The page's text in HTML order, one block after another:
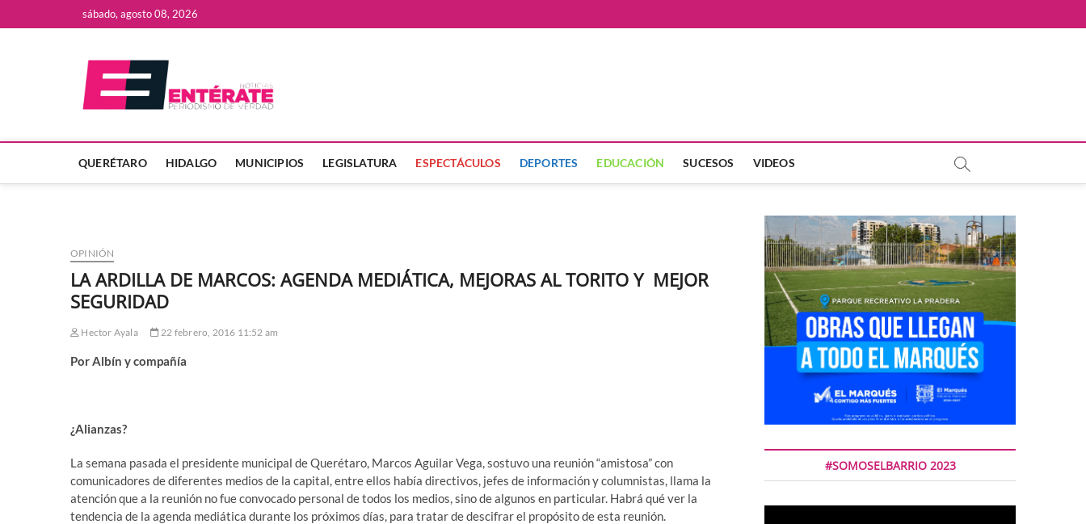
al
sábado, agosto 08, 2026
QUERÉTARO HIDALGO MUNICIPIOS LEGISLATURA ESPECTÁCULOS DEPORTES EDUCACIÓN SUCESOS VIDEOS
OPINIÓN
LA ARDILLA DE MARCOS: AGENDA MEDIÁTICA, MEJORAS AL TORITO Y MEJOR
SEGURIDAD
Hector Ayala 22 febrero, 2016 11:52 am
Por Albín y compañía
¿Alianzas?
La semana pasada el presidente municipal de Querétaro, Marcos Aguilar Vega, sostuvo una reunión “amistosa” con
comunicadores de diferentes medios de la capital, entre ellos había directivos, jefes de información y columnistas, llama la
atención que a la reunión no fue convocado personal de todos los medios, sino de algunos en particular. Habrá qué ver la
tendencia de la agenda mediática durante los próximos días, para tratar de descifrar el propósito de esta reunión.
#SOMOSELBARRIO 2023